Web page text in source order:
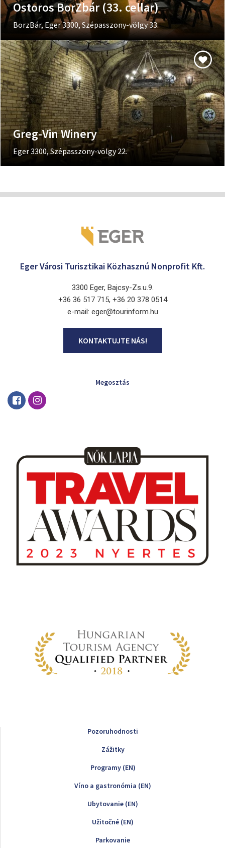
Ostoros BorZbár (33. cellar)
BorzBár, Eger 3300, Szépasszony-völgy 33.
Greg-Vin Winery
Eger 3300, Szépasszony-völgy 22.
Eger Városi Turisztikai Közhasznú Nonprofit Kft.
3300 Eger, Bajcsy-Zs.u.9.
+36 36 517 715, +36 20 378 0514
e-mail: eger@tourinform.hu
KONTAKTUJTE NÁS!
Megosztás
Pozoruhodnosti
Zážitky
Programy (EN)
Víno a gastronómia (EN)
Ubytovanie (EN)
Užitočné (EN)
Parkovanie